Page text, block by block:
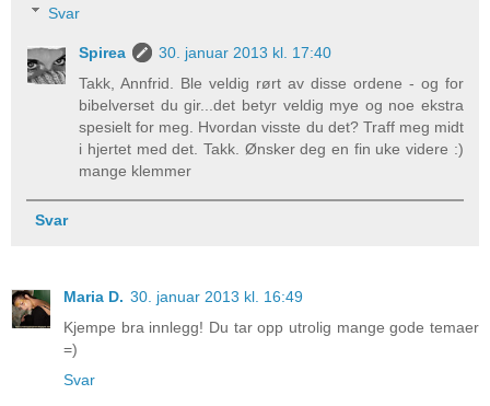
Svar
Spirea
30. januar 2013 kl. 17:40
Takk, Annfrid. Ble veldig rørt av disse ordene - og for
bibelverset du gir...det betyr veldig mye og noe ekstra
spesielt for meg. Hvordan visste du det? Traff meg midt
i hjertet med det. Takk. Ønsker deg en fin uke videre :)
mange klemmer
Svar
Maria D. 30. januar 2013 kl. 16:49
Kjempe bra innlegg! Du tar opp utrolig mange gode temaer
=)
Svar